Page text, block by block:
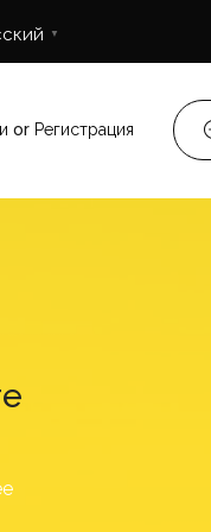
▼
or Регистрация